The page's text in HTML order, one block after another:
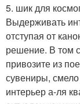
5. шик для
Выдерживать
отступая от
решение. В том
привозите из
сувениры,
интерьер а-ля